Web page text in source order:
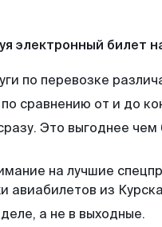
электронный билет
по перевозке
сравнению от и до
Это выгоднее
на лучшие
авиабилетов из
а не в выходные.